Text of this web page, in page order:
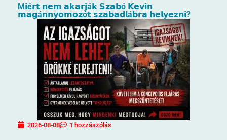
M𝗶é𝗿𝘁 𝗻𝗲𝗺 𝗮𝗸𝗮𝗿𝗷á𝗸 𝗦𝘇𝗮𝗯ó 𝗞𝗲𝘃𝗶𝗻
𝗺𝗮𝗴á𝗻𝗻𝘆𝗼𝗺𝗼𝘇ó𝘁 𝘀𝘇𝗮𝗯𝗮𝗱𝗹á𝗯𝗿𝗮 𝗵𝗲𝗹𝘆𝗲𝘇𝗻𝗶?
2026-08-08 1 hozzászólás